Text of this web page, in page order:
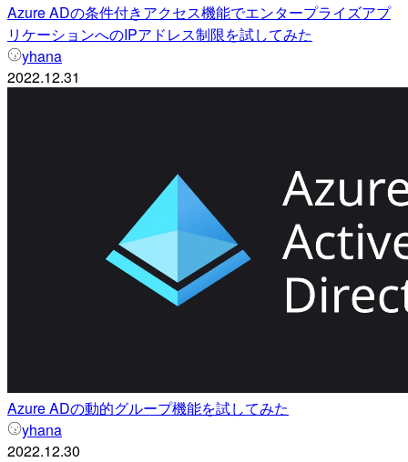
Azure ADの条件付きアクセス機能でエンタープライズアプ
リケーションへのIPアドレス制限を試してみた
yhana
2022.12.31
Azure ADの動的グループ機能を試してみた
yhana
2022.12.30